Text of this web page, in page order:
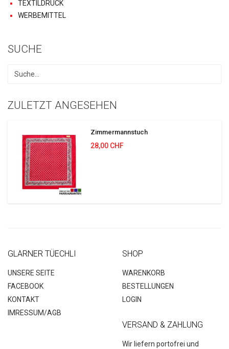
TEXTILDRUCK
WERBEMITTEL
SUCHE
ZULETZT ANGESEHEN
Zimmermannstuch
28,00 CHF
GLARNER TÜECHLI
UNSERE SEITE
FACEBOOK
KONTAKT
IMRESSUM/AGB
SHOP
WARENKORB
BESTELLUNGEN
LOGIN
VERSAND & ZAHLUNG
Wir liefern portofrei und